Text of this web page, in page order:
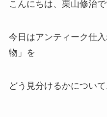
こんにちは、栗山修治で
今日はアンティーク仕
物」を
どう見分けるかについて